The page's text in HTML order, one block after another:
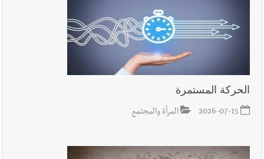
الحركة المستمرة
2026-07-15 المرأة والمجتمع